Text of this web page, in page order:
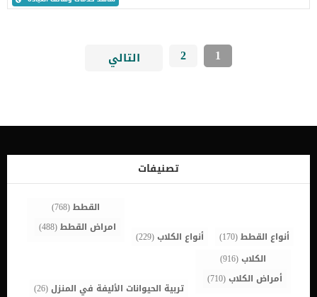
1
2 التالي
تصنيفات
أنواع القطط(170) أنواع الكلاب(229)
القطط(768)
امراض القطط(488)
الكلاب(916)
أمراض الكلاب(710)
تربية الحيوانات الأليفة في المنزل(26)